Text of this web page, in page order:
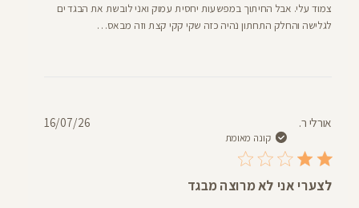
צמוד עלי. אבל החיתוך במפשעות יחסית עמוק ואני לובשת את הבגד ים
לגלישה והחלק התחתון נהיה כזה שקי קקי קצת וזה מבאס…
אורלי ר.
קונה מאומת
לצערי אני לא מרוצה מבגד
16/07/26